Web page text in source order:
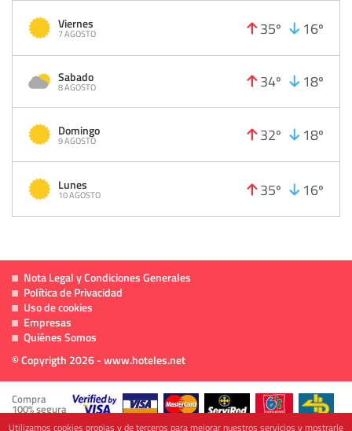
Viernes
7 AGOSTO 35º 16º
Sabado
8 AGOSTO 34º 18º
Domingo
9 AGOSTO 32º 18º
Lunes
10 AGOSTO 35º 16º
Nota Legal y Condiciones Generales
Política de Privacidad
Uso de cookies
Empresas
Quiénes Somos
© Copyrigth 2026 - www.hoteles.net
Compra
100% segura
Utilizamos cookies propias y de terceros para mejorar nuestros servicios y mostrarle